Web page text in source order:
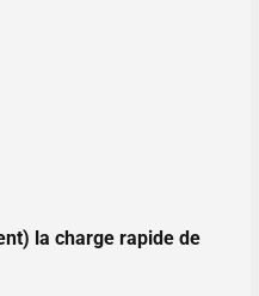
la charge rapide de